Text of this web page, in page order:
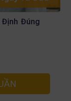
Định Đúng